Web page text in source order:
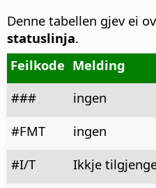
Denne tabellen gjev ei
statuslinja.
Feilkode Melding
###
ingen
#FMT
ingen
#I/T
Ikkje